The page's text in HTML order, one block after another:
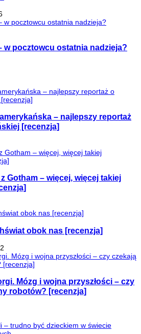
w pocztowcu ostatnia nadzieja?
– najlepszy reportaż
[recenzja]
Gotham – więcej, więcej takiej
obok nas [recenzja]
Mózg i wojna przyszłości – czy
robotów? [recenzja]